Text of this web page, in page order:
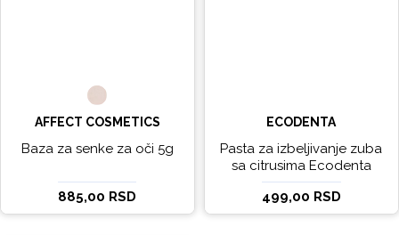
AFFECT COSMETICS
Baza za senke za oči 5g
885,00 RSD
ECODENTA
Pasta za izbeljivanje zuba
sa citrusima Ecodenta
EXPERT LINE EXCEPTIONAL
WHITENING 100ml
499,00 RSD